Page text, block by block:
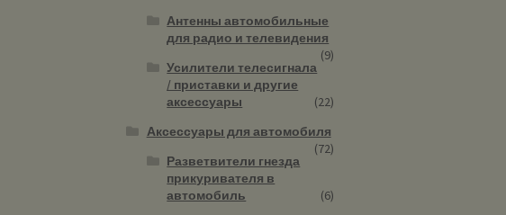
Антенны автомобильные
для радио и телевидения
(9)
Усилители телесигнала
/ приставки и другие
аксессуары
(22)
Аксессуары для автомобиля
(72)
Разветвители гнезда
прикуривателя в
автомобиль
(6)